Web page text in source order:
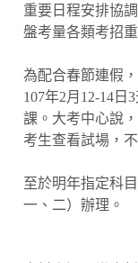
重要日程安排協
盤考量各類考招
為配合春節連假
107年2月12-14日
課。大考中心說
考生查看試場，
至於明年指定科
一、二）辦理。